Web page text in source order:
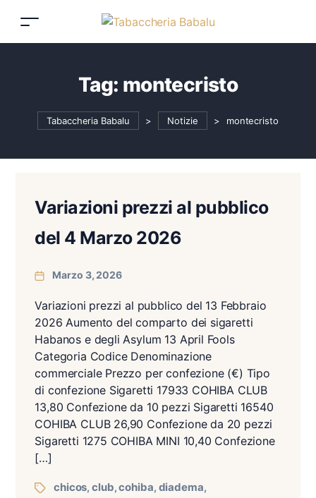
Tag: montecristo
Tabaccheria Babalu > Notizie > montecristo
Variazioni prezzi al pubblico
del 4 Marzo 2026
Marzo 3, 2026
Variazioni prezzi al pubblico del 13 Febbraio
2026 Aumento del comparto dei sigaretti
Habanos e degli Asylum 13 April Fools
Categoria Codice Denominazione
commerciale Prezzo per confezione (€) Tipo
di confezione Sigaretti 17933 COHIBA CLUB
13,80 Confezione da 10 pezzi Sigaretti 16540
COHIBA CLUB 26,90 Confezione da 20 pezzi
Sigaretti 1275 COHIBA MINI 10,40 Confezione
[…]
chicos,club,cohiba, diadema,